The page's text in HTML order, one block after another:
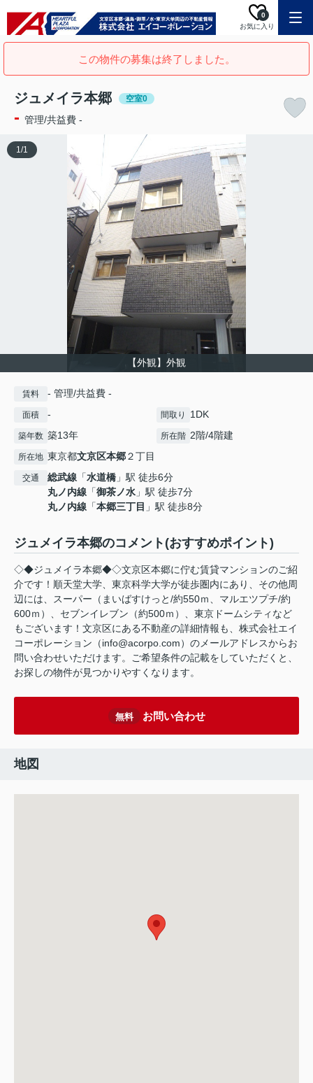
お気に入り
0
この物件の募集は終了しました。
ジュメイラ本郷 空室0
- 管理/共益費 -
【外観】外観
1/1
賃料 - 管理/共益費 -
面積 - 間取り 1DK
築年数 築13年 所在階 2階/4階建
所在地 東京都文京区本郷２丁目
交通 総武線 「水道橋 」駅 徒歩6分
丸ノ内線 「御茶ノ水 」駅 徒歩7分
丸ノ内線 「本郷三丁目 」駅 徒歩8分
ジュメイラ本郷のコメント(おすすめポイント)
◇◆ジュメイラ本郷◆◇文京区本郷に佇む賃貸マンションのご紹
介です！順天堂大学、東京科学大学が徒歩圏内にあり、その他周
辺には、スーパー（まいばすけっと/約550ｍ、マルエツプチ/約
600ｍ）、セブンイレブン（約500ｍ）、東京ドームシティなど
もございます！文京区にある不動産の詳細情報も、株式会社エイ
コーポレーション（info@acorpo.com）のメールアドレスからお
問い合わせいただけます。ご希望条件の記載をしていただくと、
お探しの物件が見つかりやすくなります。
無料 お問い合わせ
地図